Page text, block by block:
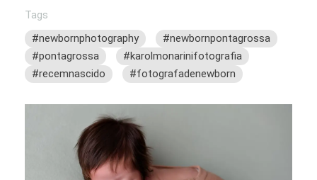
Tags
#newbornphotography
#newbornpontagrossa
#pontagrossa
#karolmonarinifotografia
#recemnascido
#fotografadenewborn